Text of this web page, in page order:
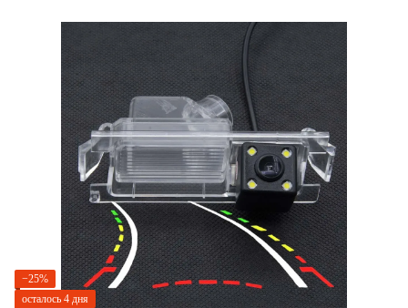
−25%
осталось 4 дня